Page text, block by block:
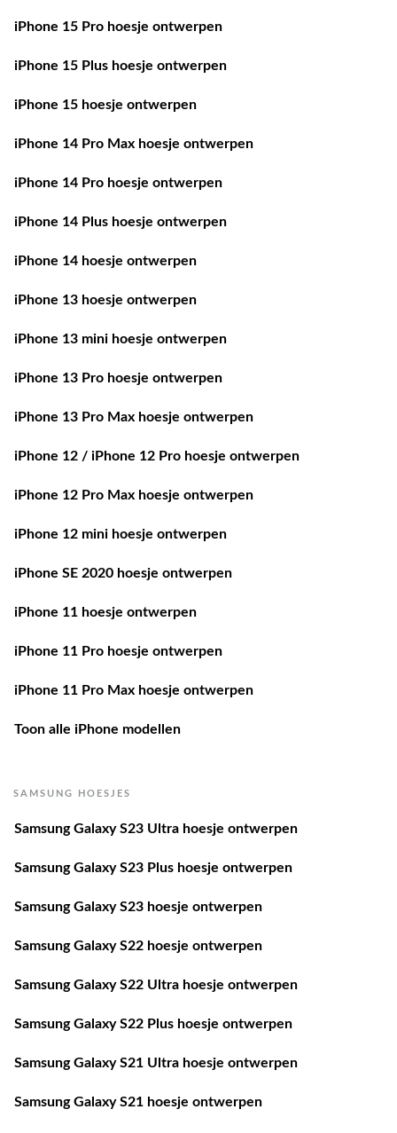
iPhone 15 Pro hoesje ontwerpen
iPhone 15 Plus hoesje ontwerpen
iPhone 15 hoesje ontwerpen
iPhone 14 Pro Max hoesje ontwerpen
iPhone 14 Pro hoesje ontwerpen
iPhone 14 Plus hoesje ontwerpen
iPhone 14 hoesje ontwerpen
iPhone 13 hoesje ontwerpen
iPhone 13 mini hoesje ontwerpen
iPhone 13 Pro hoesje ontwerpen
iPhone 13 Pro Max hoesje ontwerpen
iPhone 12 / iPhone 12 Pro hoesje ontwerpen
iPhone 12 Pro Max hoesje ontwerpen
iPhone 12 mini hoesje ontwerpen
iPhone SE 2020 hoesje ontwerpen
iPhone 11 hoesje ontwerpen
iPhone 11 Pro hoesje ontwerpen
iPhone 11 Pro Max hoesje ontwerpen
Toon alle iPhone modellen
SAMSUNG HOESJES
Samsung Galaxy S23 Ultra hoesje ontwerpen
Samsung Galaxy S23 Plus hoesje ontwerpen
Samsung Galaxy S23 hoesje ontwerpen
Samsung Galaxy S22 hoesje ontwerpen
Samsung Galaxy S22 Ultra hoesje ontwerpen
Samsung Galaxy S22 Plus hoesje ontwerpen
Samsung Galaxy S21 Ultra hoesje ontwerpen
Samsung Galaxy S21 hoesje ontwerpen